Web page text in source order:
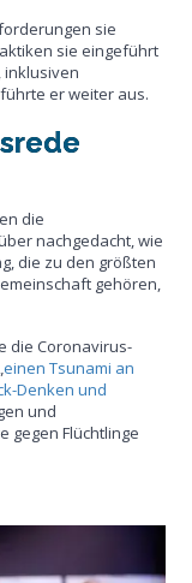
sie
sie eingeführt
inklusiven
er weiter aus.
die
nachgedacht, wie
die zu den größten
gehören,
die Coronavirus-
einen Tsunami an
Denken und
und
gegen Flüchtlinge